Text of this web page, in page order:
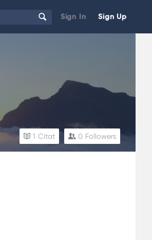
Sign In Sign Up
0 Followers
1 Citat